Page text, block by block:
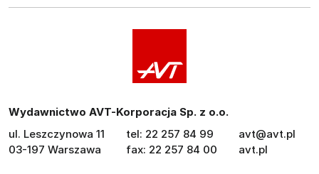
Wydawnictwo AVT-Korporacja Sp. z o.o.
ul. Leszczynowa 11
03-197 Warszawa
tel: 22 257 84 99
fax: 22 257 84 00
avt@avt.pl
avt.pl